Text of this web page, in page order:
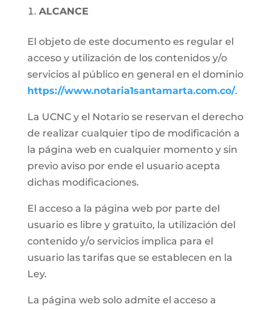
ALCANCE
El objeto de este documento es regular el
acceso y utilización de los contenidos y/o
servicios al público en general en el dominio
https://www.notaria1santamarta.com.co/.
La UCNC y el Notario se reservan el derecho
de realizar cualquier tipo de modificación a
la página web en cualquier momento y sin
previo aviso por ende el usuario acepta
dichas modificaciones.
El acceso a la página web por parte del
usuario es libre y gratuito, la utilización del
contenido y/o servicios implica para el
usuario las tarifas que se establecen en la
Ley.
La página web solo admite el acceso a